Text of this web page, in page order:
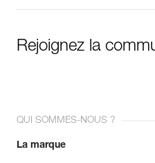
Rejoignez la
QUI SOMMES-NOUS ?
La marque